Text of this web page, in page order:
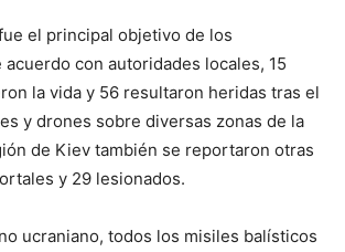
el principal objetivo de los
acuerdo con autoridades locales, 15
la vida y 56 resultaron heridas tras el
y drones sobre diversas zonas de la
de Kiev también se reportaron otras
y 29 lesionados.
ucraniano, todos los misiles balísticos